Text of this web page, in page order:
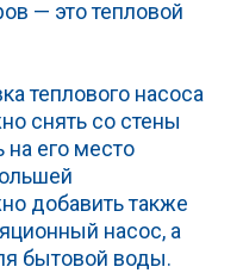
— это тепловой
теплового насоса
снять со стены
на его место
добавить также
насос, а
бытовой воды.